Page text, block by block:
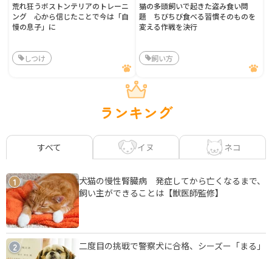
荒れ狂うボストンテリアのトレーニ
ング 心から信じたことで今は「自
慢の息子」に
しつけ
猫の多頭飼いで起きた盗み食い問
題 ちびちび食べる習慣そのものを
変える作戦を決行
飼い方
ランキング
すべて イヌ ネコ
1
犬猫の慢性腎臓病 発症してから亡くなるまで、
飼い主ができることは【獣医師監修】
2 二度目の挑戦で警察犬に合格、シーズー「まる」